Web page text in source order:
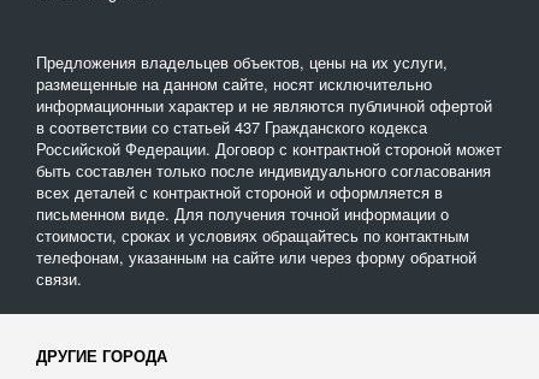
Предложения владельцев объектов, цены на их услуги,
размещенные на данном сайте, носят исключительно
информационныи характер и не являются публичной офертой
в соответствии со статьей 437 Гражданского кодекса
Российской Федерации. Договор с контрактной стороной может
быть составлен только после индивидуального согласования
всех деталей с контрактной стороной и оформляется в
письменном виде. Для получения точной информации о
стоимости, сроках и условиях обращайтесь по контактным
телефонам, указанным на сайте или через форму обратной
связи.
ДРУГИЕ ГОРОДА